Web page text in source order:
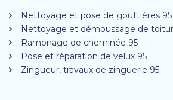
Nettoyage et pose de gouttières 95
Nettoyage et démoussage de
Ramonage de cheminée 95
Pose et réparation de velux 95
Zingueur, travaux de zinguerie 95